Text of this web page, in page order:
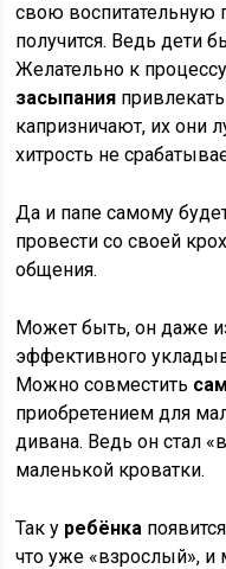
свою воспитательную
получится. Ведь дети
Желательно к процессу
засыпания
капризничают, их они
хитрость не
Да и папе самому
провести со своей
общения.
Может быть, он даже
эффективного
Можно совместить
приобретением для
дивана. Ведь он стал
маленькой кроватки.
Так у ребёнка
что уже «взрослый»,